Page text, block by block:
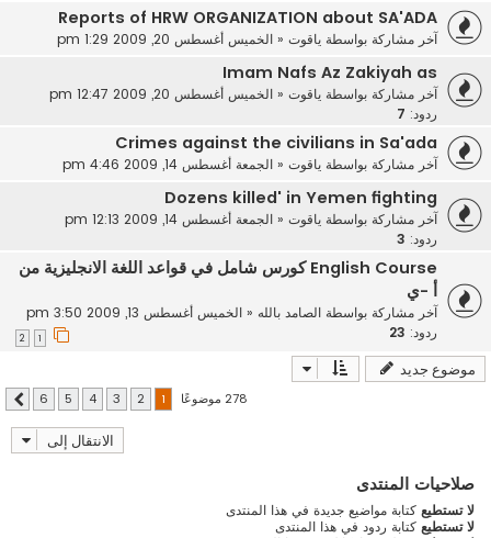
Reports of HRW ORGANIZATION about SA'ADA
آخر مشاركة بواسطة ياقوت« الخميس أغسطس 20, 2009 1:29 pm
Imam Nafs Az Zakiyah as
آخر مشاركة بواسطة ياقوت« الخميس أغسطس 20, 2009 12:47 pm
ردود: 7
Crimes against the civilians in Sa'ada
آخر مشاركة بواسطة ياقوت« الجمعة أغسطس 14, 2009 4:46 pm
Dozens killed' in Yemen fighting
آخر مشاركة بواسطة ياقوت« الجمعة أغسطس 14, 2009 12:13 pm
ردود: 3
English Course كورس شامل في قواعد اللغة الانجليزية من
أ -ي
آخر مشاركة بواسطة الصامد بالله« الخميس أغسطس 13, 2009 3:50 pm
ردود: 23
موضوع جديد
278 موضوعًا 2
3
4
5
6 التالي
الانتقال إلى
صلاحيات المنتدى
لا تستطيعكتابة مواضيع جديدة في هذا المنتدى
لا تستطيعكتابة ردود في هذا المنتدى